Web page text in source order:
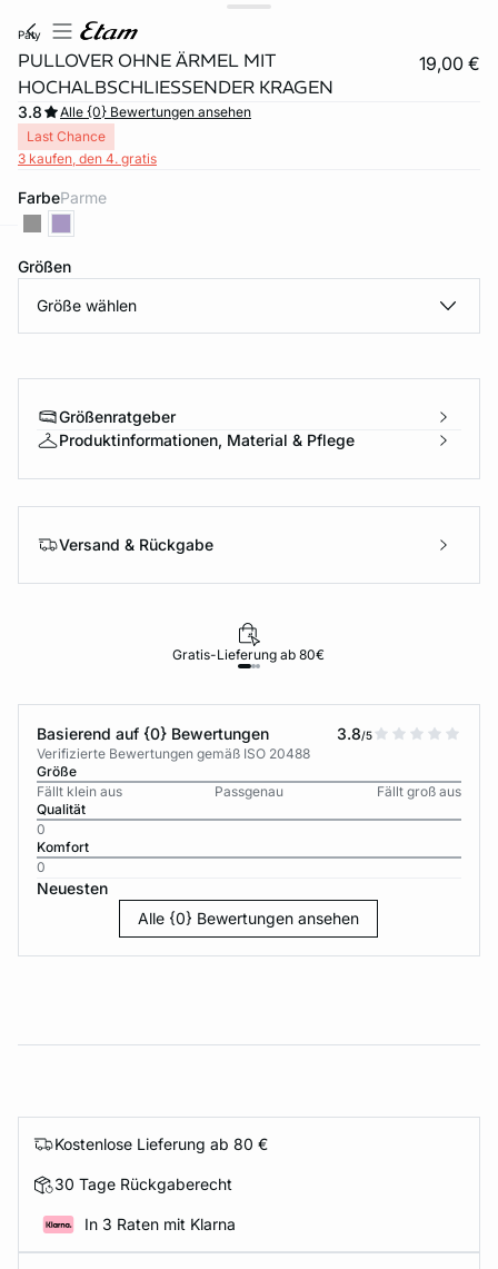
paty
PULLOVER OHNE ÄRMEL MIT
HOCHALBSCHLIESSENDER KRAGEN
19,00 €
3.8
Alle {0} Bewertungen ansehen
Last Chance
3 kaufen, den 4. gratis
Farbe parme
Größen
Größe wählen
Größenratgeber
Produktinformationen, Material & Pflege
Versand & Rückgabe
Gratis-Lieferung ab 80€
Basierend auf {0} Bewertungen 3.8/5
Verifizierte Bewertungen gemäß ISO 20488
Größe
Fällt klein aus
Passgenau
Fällt groß aus
Qualität
0
Komfort
0
Neuesten
Alle {0} Bewertungen ansehen
Kostenlose Lieferung ab 80 €
30 Tage Rückgaberecht
In 3 Raten mit Klarna